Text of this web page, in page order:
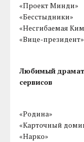
«Проект Минди»
«Бесстыдники»
«Несгибаемая
«Вице-президент»
Любимый
сервисов
«Родина»
«Карточный
«Нарко»